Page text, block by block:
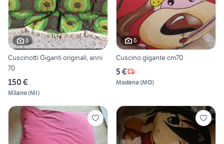
6
Cuscinotti Giganti originali, anni
70
150 €
Milano(MI)
6
Cuscino gigante cm70
5 €
Modena (MO)